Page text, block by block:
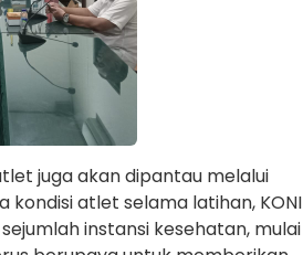
juga akan dipantau melalui
atlet selama latihan, KONI
instansi kesehatan, mulai